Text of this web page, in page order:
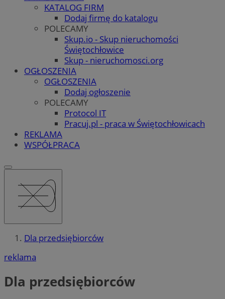
KATALOG FIRM
Dodaj firmę do katalogu
POLECAMY
Skup.io - Skup nieruchomości
Świętochłowice
Skup - nieruchomosci.org
OGŁOSZENIA
OGŁOSZENIA
Dodaj ogłoszenie
POLECAMY
Protocol IT
Pracuj.pl - praca w Świętochłowicach
REKLAMA
WSPÓŁPRACA
Dla przedsiębiorców
reklama
Dla przedsiębiorców